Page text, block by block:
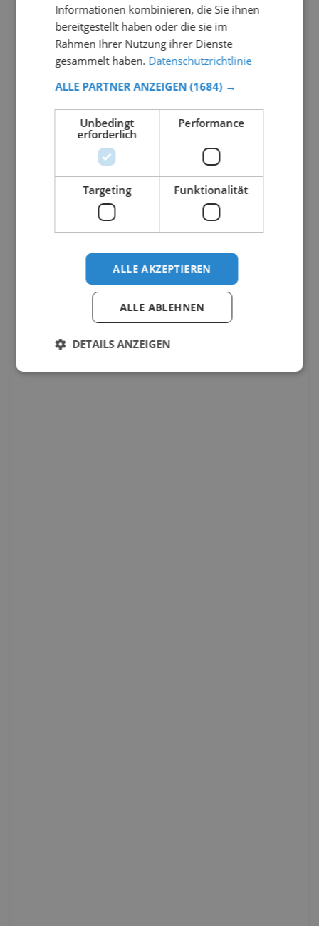
Informationen kombinieren, die Sie ihnen
bereitgestellt haben oder die sie im
Rahmen Ihrer Nutzung ihrer Dienste
gesammelt haben. Datenschutzrichtlinie
ALLE PARTNER ANZEIGEN (1684) →
Unbedingt
erforderlich
Performance
Targeting Funktionalität
ALLE AKZEPTIEREN
ALLE ABLEHNEN
DETAILS ANZEIGEN